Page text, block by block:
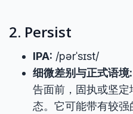
2. Persist
IPA: /pərˈsɪst/
细微差别与正式语境:
告面前，固执或坚
态。它可能带有较